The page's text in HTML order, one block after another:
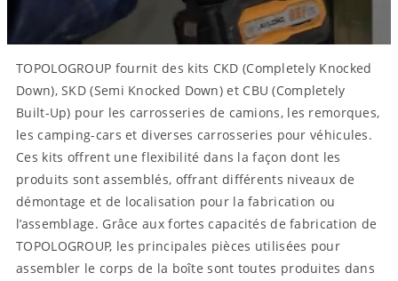
TOPOLOGROUP fournit des kits CKD (Completely Knocked
Down), SKD (Semi Knocked Down) et CBU (Completely
Built-Up) pour les carrosseries de camions, les remorques,
les camping-cars et diverses carrosseries pour véhicules.
Ces kits offrent une flexibilité dans la façon dont les
produits sont assemblés, offrant différents niveaux de
démontage et de localisation pour la fabrication ou
l’assemblage. Grâce aux fortes capacités de fabrication de
TOPOLOGROUP, les principales pièces utilisées pour
assembler le corps de la boîte sont toutes produites dans